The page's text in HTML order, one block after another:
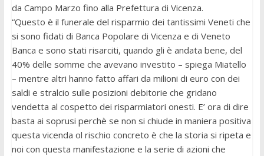
da Campo Marzo fino alla Prefettura di Vicenza.
“Questo è il funerale del risparmio dei tantissimi Veneti che
si sono fidati di Banca Popolare di Vicenza e di Veneto
Banca e sono stati risarciti, quando gli è andata bene, del
40% delle somme che avevano investito – spiega Miatello
– mentre altri hanno fatto affari da milioni di euro con dei
saldi e stralcio sulle posizioni debitorie che gridano
vendetta al cospetto dei risparmiatori onesti. E’ ora di dire
basta ai soprusi perchè se non si chiude in maniera positiva
questa vicenda ol rischio concreto è che la storia si ripeta e
noi con questa manifestazione e la serie di azioni che